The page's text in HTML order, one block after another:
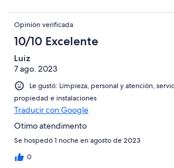
Opinión verificada
10/10 Excelente
Luiz
7 ago. 2023
Le gustó: Limpieza, personal y atención,
propiedad e instalaciones
Traducir con Google
Otimo atendimento
Se hospedó 1 noche en agosto de 2023
0